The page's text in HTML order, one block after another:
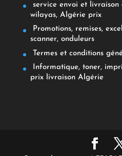
service envoi et livraison
wilayas, Algérie prix
Promotions, remises,
scanner, onduleurs
Termes et conditions
Informatique, toner,
prix livraison Algérie